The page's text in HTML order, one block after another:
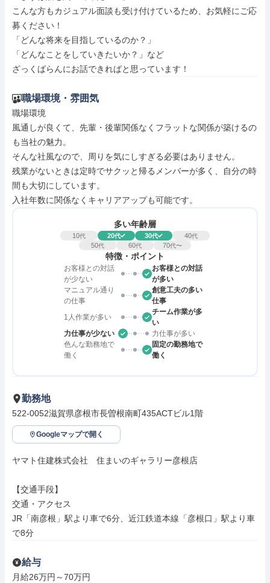
こんな方もカジュアル面談も受け付けているため、お気軽にご応
募ください！
「どんな将来を目指しているのか？」
「どんなことをしていきたいか？」など
ざっくばらんにお話できればと思っています！
職場環境・雰囲気
職場環境
風通しが良くて、先輩・後輩関係なくフラットな関係が築けるの
も当社の魅力。
そんな社風なので、周りを気にしすぎる必要はありません。
残業がないときは定時でサクッと帰るメンバーが多く、自分の時
間も大切にしています。
入社年数に関係なくキャリアアップも可能です。
多い年齢層
10代 20代 30代 40代
50代 60代 70代〜
特徴・ポイント
お客様との対話
が少ない
お客様との対話
が多い
マニュアル通り
の仕事
創意工夫の多い
仕事
1人作業が多い
チーム作業が多
い
力仕事が少ない
力仕事が多い
色んな勤務地で
働く
固定の勤務地で
働く
勤務地
522-0052滋賀県彦根市長曽根南町435ACTビル1階
Googleマップで開く
ヤマト住建株式会社　住まいのギャラリー彦根店
【交通手段】
交通・アクセス
JR「南彦根」駅より車で6分、近江鉄道本線「彦根口」駅より車
で8分
給与
月給26万円～70万円